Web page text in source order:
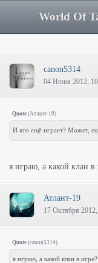
canon5314
04 Июня 2012,
Quote (Атлант-19)
И кто ещё играет? Может,
я играю, а какой клан в
Атлант-19
17 Октября
Quote (canon5314)
я играю, а какой клан в игре?